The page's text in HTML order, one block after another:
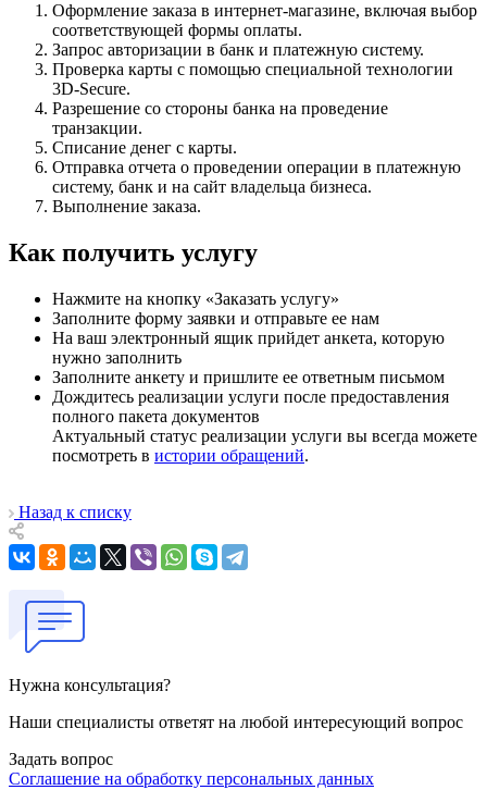
Оформление заказа в интернет-магазине, включая выбор
соответствующей формы оплаты.
Запрос авторизации в банк и платежную систему.
Проверка карты с помощью специальной технологии
3D-Secure.
Разрешение со стороны банка на проведение
транзакции.
Списание денег с карты.
Отправка отчета о проведении операции в платежную
систему, банк и на сайт владельца бизнеса.
Выполнение заказа.
Как получить услугу
Нажмите на кнопку «Заказать услугу»
Заполните форму заявки и отправьте ее нам
На ваш электронный ящик прийдет анкета, которую
нужно заполнить
Заполните анкету и пришлите ее ответным письмом
Дождитесь реализации услуги после предоставления
полного пакета документов
Актуальный статус реализации услуги вы всегда можете
посмотреть в истории обращений.
Назад к списку
Нужна консультация?
Наши специалисты ответят на любой интересующий вопрос
Задать вопрос
Соглашение на обработку персональных данных